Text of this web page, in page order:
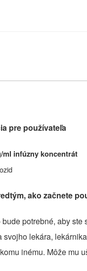
pre používateľa
ml infúzny koncentrát
ako začnete
potrebné, aby ste
lekára,
inému. Môže mu